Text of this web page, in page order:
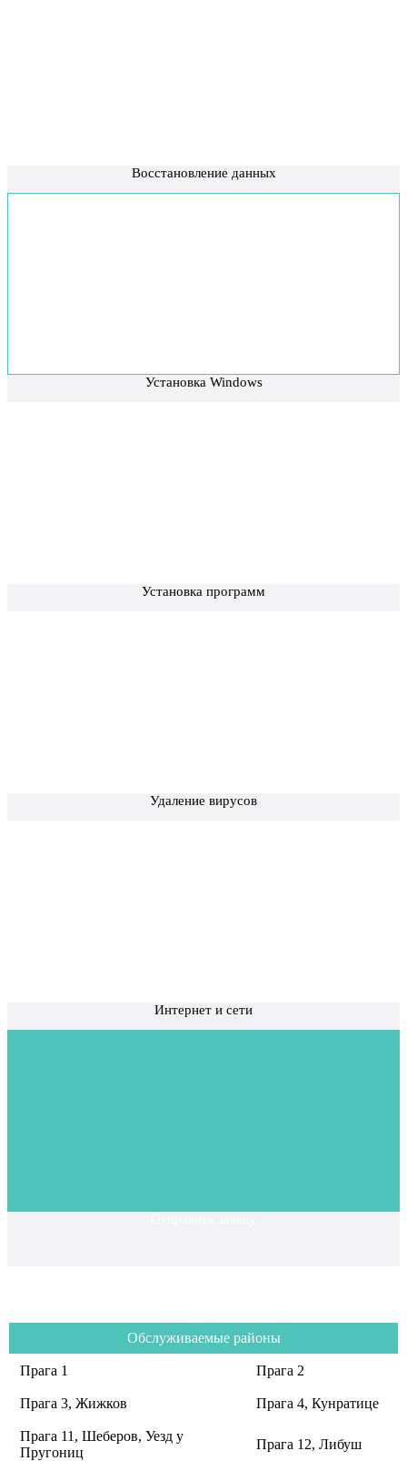
Восстановление данных
Установка Windows
Установка программ
Удаление вирусов
Интернет и сети
Обслуживаемые районы
Прага 1 Прага 2
Прага 3, Жижков Прага 4, Кунратице
Прага 11, Шеберов, Уезд у
Пругониц
Прага 12, Либуш